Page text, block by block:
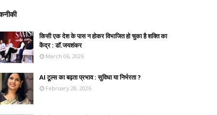
किसी एक देश के पास न होकर विभाजित हो चुका है शक्ति का
केंद्र : डॉ.जयशंकर
March 06, 2026
AI टूल्स का बढ़ता प्रभाव : सुविधा या निर्भरता ?
February 28, 2026